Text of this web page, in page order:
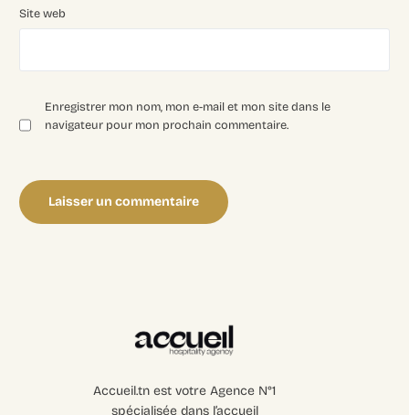
Site web
Enregistrer mon nom, mon e-mail et mon site dans le
navigateur pour mon prochain commentaire.
Accueil.tn est votre Agence N°1
spécialisée dans l’accueil
Recruter